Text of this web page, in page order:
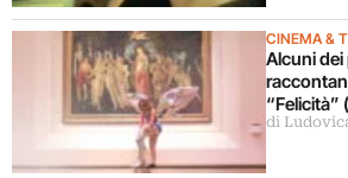
CINEMA &
Alcuni
“Felicità”
musei
di